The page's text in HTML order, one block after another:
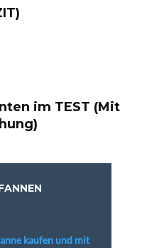
im TEST (Mit
kaufen und mit